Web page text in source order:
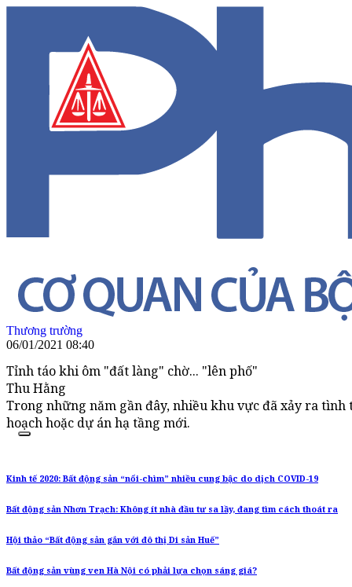
Thương trường
06/01/2021 08:40
Tỉnh táo khi ôm "đất làng" chờ... "lên phố"
Thu Hằng
Trong những năm gần đây, nhiều khu vực đã xảy ra
hoạch hoặc dự án hạ tầng mới.
Kinh tế 2020: Bất động sản “nổi-chìm” nhiều cung bậc do dịch COVID-19
Bất động sản Nhơn Trạch: Không ít nhà đầu tư sa lầy, đang tìm cách thoát ra
Hội thảo “Bất động sản gắn với đô thị Di sản Huế”
Bất động sản vùng ven Hà Nội có phải lựa chọn sáng giá?